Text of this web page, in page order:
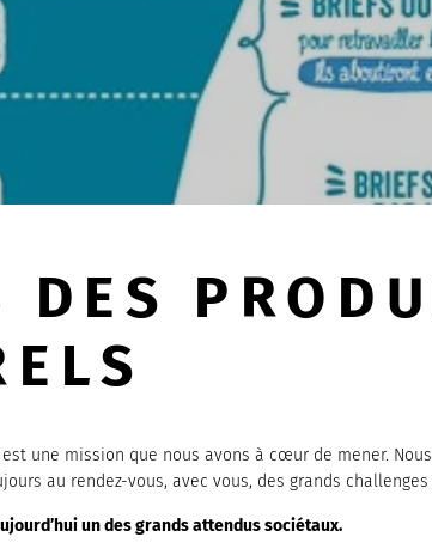
DES
une mission que nous avons à cœur de mener.
au rendez-vous, avec vous, des grands
un des grands attendus sociétaux.